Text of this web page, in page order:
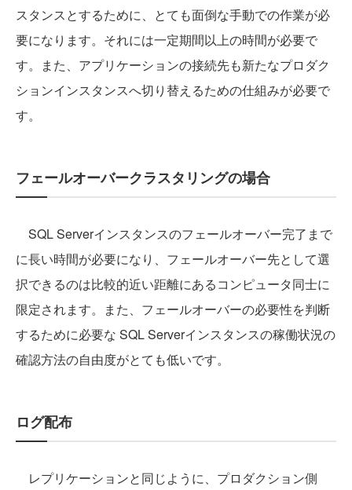
スタンスとするために、とても面倒な手動での作業が必
要になります。それには一定期間以上の時間が必要で
す。また、アプリケーションの接続先も新たなプロダク
ションインスタンスへ切り替えるための仕組みが必要で
す。
フェールオーバークラスタリングの場合
SQL Serverインスタンスのフェールオーバー完了まで
に長い時間が必要になり、フェールオーバー先として選
択できるのは比較的近い距離にあるコンピュータ同士に
限定されます。また、フェールオーバーの必要性を判断
するために必要な SQL Serverインスタンスの稼働状況の
確認方法の自由度がとても低いです。
ログ配布
レプリケーションと同じように、プロダクション側